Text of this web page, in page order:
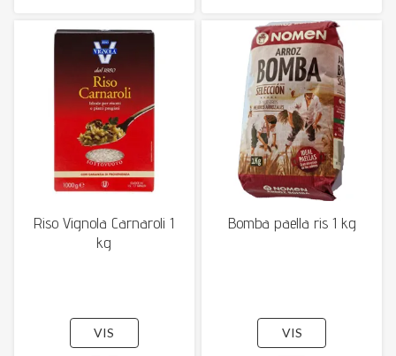
Riso Vignola Carnaroli 1
kg
VIS
Bomba paella ris 1 kg
VIS